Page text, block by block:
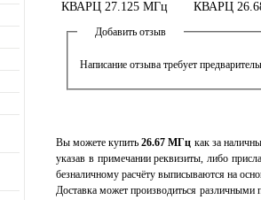
КВАРЦ 27.125 МГц КВАРЦ
Добавить отзыв
Написание отзыва требует
Вы можете купить26.67 МГц как за
указав в примечании реквизиты, либо
безналичному расчёту выписываются на
Доставка может производиться